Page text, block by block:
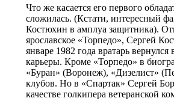
Что же касается его первого
сложилась. (Кстати, интересный
Костюхин в амплуа защитника).
ярославское «Торпедо», Сергей
январе 1982 года вратарь
карьеры. Кроме «Торпедо» в
«Буран» (Воронеж), «Дизелист»
клубов. Но в «Спартак» Сергей
качестве голкипера ветеранской